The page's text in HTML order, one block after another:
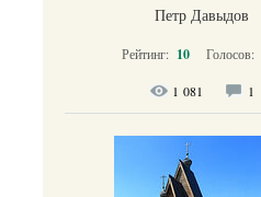
Петр Давыдов
Рейтинг: 10 Голосов:
1 081 1